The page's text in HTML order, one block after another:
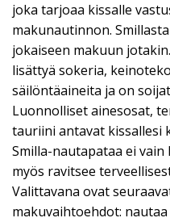
joka tarjoaa kissalle
makunautinnon.
jokaiseen makuun
lisättyä sokeria,
säilöntäaineita ja on
Luonnolliset ainesosat,
tauriini antavat kissallesi
Smilla-nautapataa ei
myös ravitsee
Valittavana ovat
makuvaihtoehdot: